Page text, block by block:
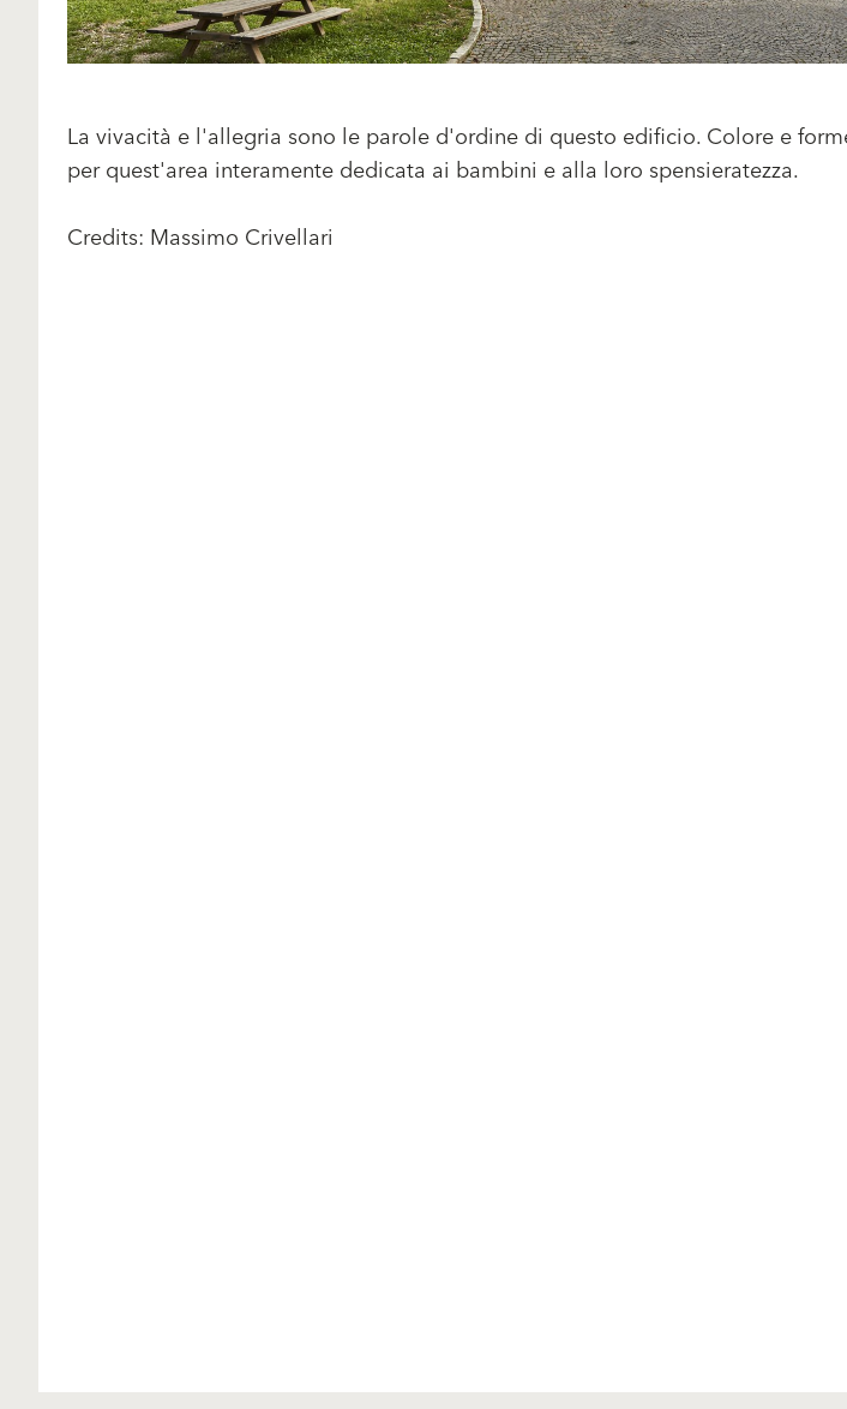
La vivacità e l'allegria sono le parole d'ordine di questo edificio. Colore e
per quest'area interamente dedicata ai bambini e alla loro spensieratezza.
Credits: Massimo Crivellari